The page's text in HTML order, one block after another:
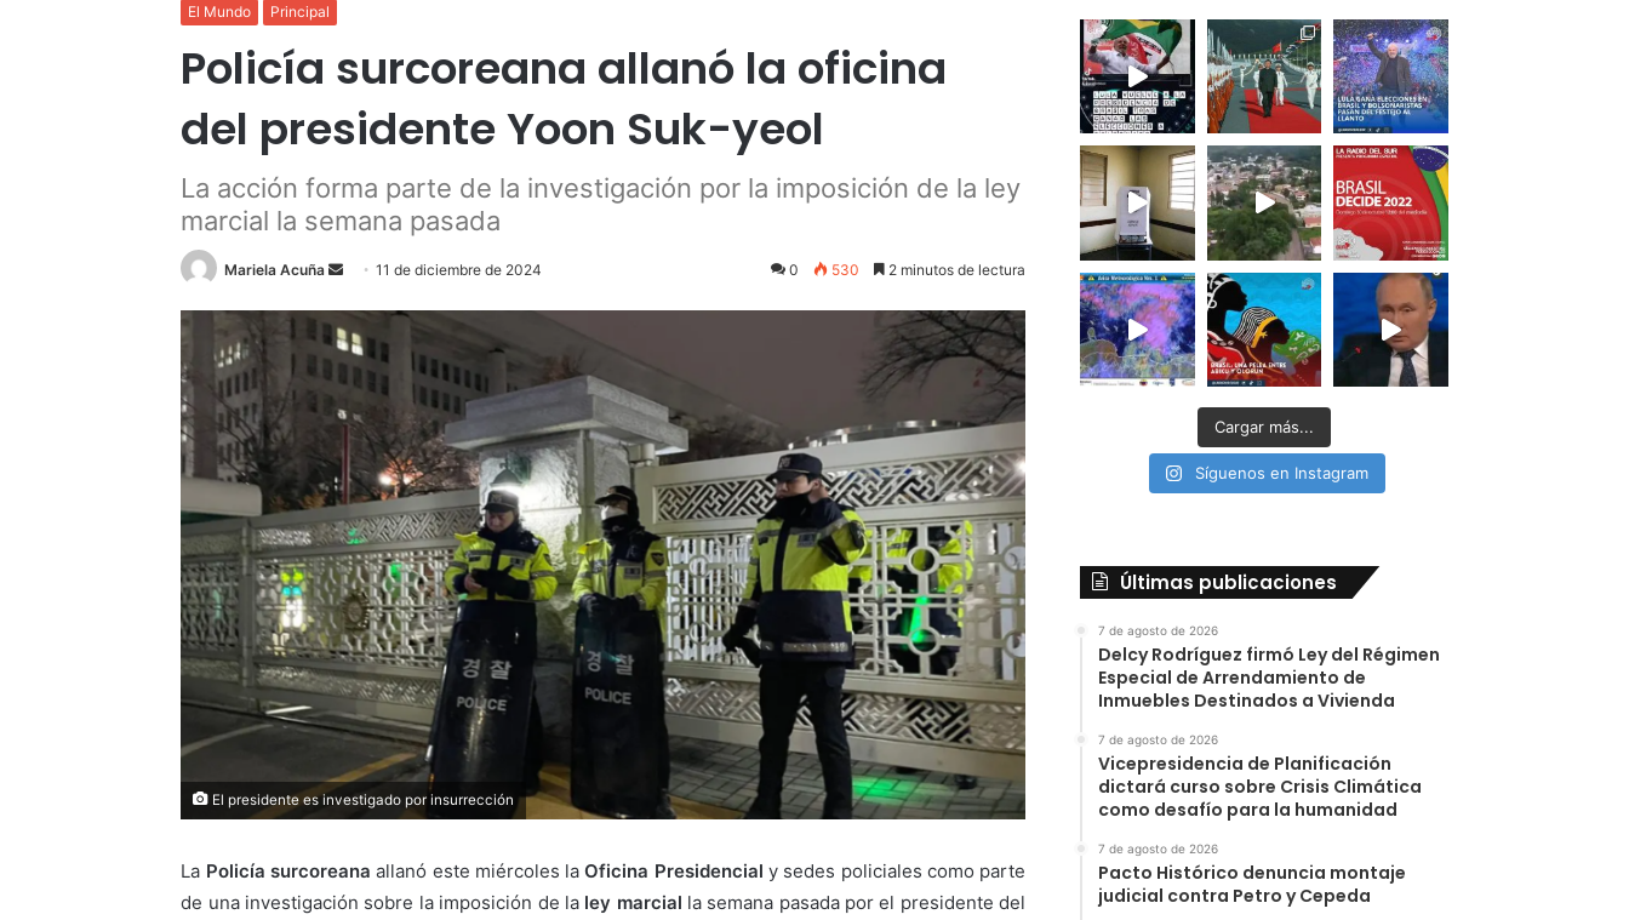
El Mundo Principal
Policía surcoreana allanó la oficina
del presidente Yoon Suk-yeol
La acción forma parte de la investigación por la imposición de la ley
marcial la semana pasada
Mariela Acuña
Send
email
11 de diciembre de 2024 0 530 2 minutos de lectura
El presidente es investigado por insurrección
La Policía surcoreana allanó este miércoles laOficina Presidencialy sedes policiales como parte
de una investigación sobre la imposición de la ley marcial la semana pasada por el presidente del
Cargar más...
Síguenos en Instagram
Últimas publicaciones
7 de agosto de 2026
Delcy Rodríguez firmó Ley del Régimen
Especial de Arrendamiento de
Inmuebles Destinados a Vivienda
7 de agosto de 2026
Vicepresidencia de Planificación
dictará curso sobre Crisis Climática
como desafío para la humanidad
7 de agosto de 2026
Pacto Histórico denuncia montaje
judicial contra Petro y Cepeda